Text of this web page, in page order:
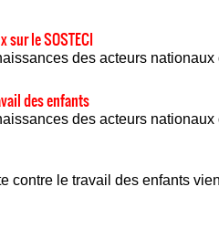
sur le SOSTECI
des acteurs nationaux
des enfants
des acteurs nationaux
contre le travail des enfants